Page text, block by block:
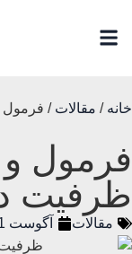
خانه / مقالات / فرمول
فرمول
ظرفیت
مقالات آگوست 31, 2024